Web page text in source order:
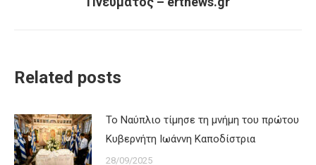
post:
Related posts
Το Ναύπλιο τίμησε τη μνήμη του πρώτου
Κυβερνήτη Ιωάννη Καποδίστρια
28/09/2025